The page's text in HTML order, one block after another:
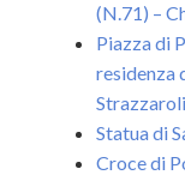
(N.71) –
Piazza di
residenza
Strazzaroli
Statua di
Croce di